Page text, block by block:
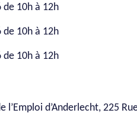
de 10h à 12h
de 10h à 12h
de 10h à 12h
l’Emploi d’Anderlecht, 225